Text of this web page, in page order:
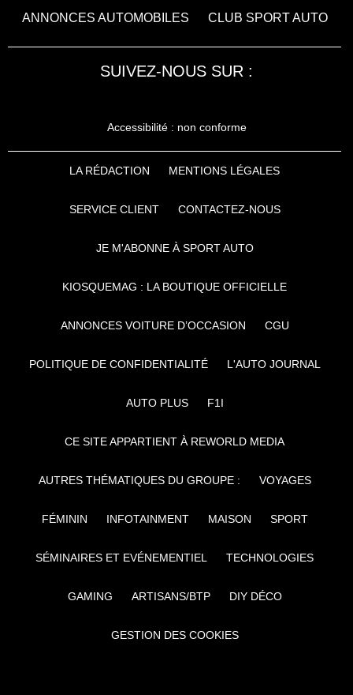
ANNONCES AUTOMOBILES
CLUB SPORT AUTO
SUIVEZ-NOUS SUR :
Accessibilité : non conforme
LA RÉDACTION MENTIONS LÉGALES
SERVICE CLIENT CONTACTEZ-NOUS
JE M'ABONNE À SPORT AUTO
KIOSQUEMAG : LA BOUTIQUE OFFICIELLE
ANNONCES VOITURE D’OCCASION CGU
POLITIQUE DE CONFIDENTIALITÉ L'AUTO JOURNAL
AUTO PLUS F1I
CE SITE APPARTIENT À REWORLD MEDIA
AUTRES THÉMATIQUES DU GROUPE : VOYAGES
FÉMININ INFOTAINMENT MAISON SPORT
SÉMINAIRES ET EVÉNEMENTIEL TECHNOLOGIES
GAMING ARTISANS/BTP DIY DÉCO
GESTION DES COOKIES